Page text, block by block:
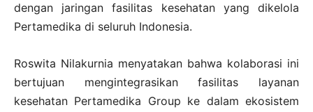
dengan jaringan fasilitas kesehatan yang dikelola
Pertamedika di seluruh Indonesia.
Roswita Nilakurnia menyatakan bahwa kolaborasi ini
bertujuan mengintegrasikan fasilitas layanan
kesehatan Pertamedika Group ke dalam ekosistem